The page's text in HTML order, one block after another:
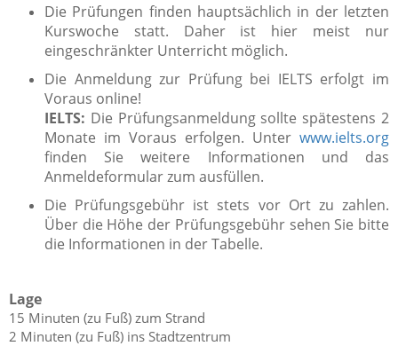
Die Prüfungen finden hauptsächlich in der letzten
Kurswoche statt. Daher ist hier meist nur
eingeschränkter Unterricht möglich.
Die Anmeldung zur Prüfung bei IELTS erfolgt im
Voraus online!
IELTS: Die Prüfungsanmeldung sollte spätestens 2
Monate im Voraus erfolgen. Unter www.ielts.org
finden Sie weitere Informationen und das
Anmeldeformular zum ausfüllen.
Die Prüfungsgebühr ist stets vor Ort zu zahlen.
Über die Höhe der Prüfungsgebühr sehen Sie bitte
die Informationen in der Tabelle.
Lage
15 Minuten (zu Fuß) zum Strand
2 Minuten (zu Fuß) ins Stadtzentrum